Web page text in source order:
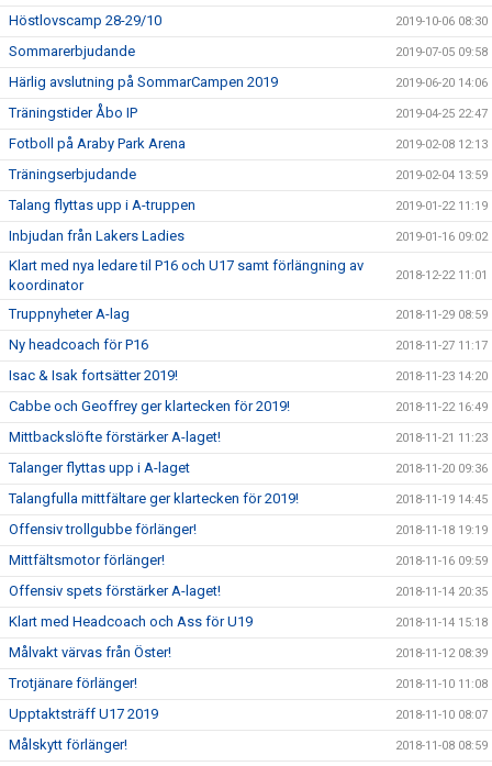
Höstlovscamp 28-29/10 2019-10-06 08:30
Sommarerbjudande 2019-07-05 09:58
Härlig avslutning på SommarCampen 2019 2019-06-20 14:06
Träningstider Åbo IP 2019-04-25 22:47
Fotboll på Araby Park Arena 2019-02-08 12:13
Träningserbjudande 2019-02-04 13:59
Talang flyttas upp i A-truppen 2019-01-22 11:19
Inbjudan från Lakers Ladies 2019-01-16 09:02
Klart med nya ledare til P16 och U17 samt förlängning av
koordinator
2018-12-22 11:01
Truppnyheter A-lag 2018-11-29 08:59
Ny headcoach för P16 2018-11-27 11:17
Isac & Isak fortsätter 2019! 2018-11-23 14:20
Cabbe och Geoffrey ger klartecken för 2019! 2018-11-22 16:49
Mittbackslöfte förstärker A-laget! 2018-11-21 11:23
Talanger flyttas upp i A-laget 2018-11-20 09:36
Talangfulla mittfältare ger klartecken för 2019! 2018-11-19 14:45
Offensiv trollgubbe förlänger! 2018-11-18 19:19
Mittfältsmotor förlänger! 2018-11-16 09:59
Offensiv spets förstärker A-laget! 2018-11-14 20:35
Klart med Headcoach och Ass för U19 2018-11-14 15:18
Målvakt värvas från Öster! 2018-11-12 08:39
Trotjänare förlänger! 2018-11-10 11:08
Upptaktsträff U17 2019 2018-11-10 08:07
Målskytt förlänger! 2018-11-08 08:59